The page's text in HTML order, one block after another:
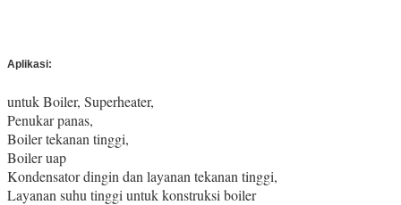
Aplikasi:
untuk Boiler, Superheater,
Penukar panas,
Boiler tekanan tinggi,
Boiler uap
Kondensator dingin dan layanan tekanan tinggi,
Layanan suhu tinggi untuk konstruksi boiler